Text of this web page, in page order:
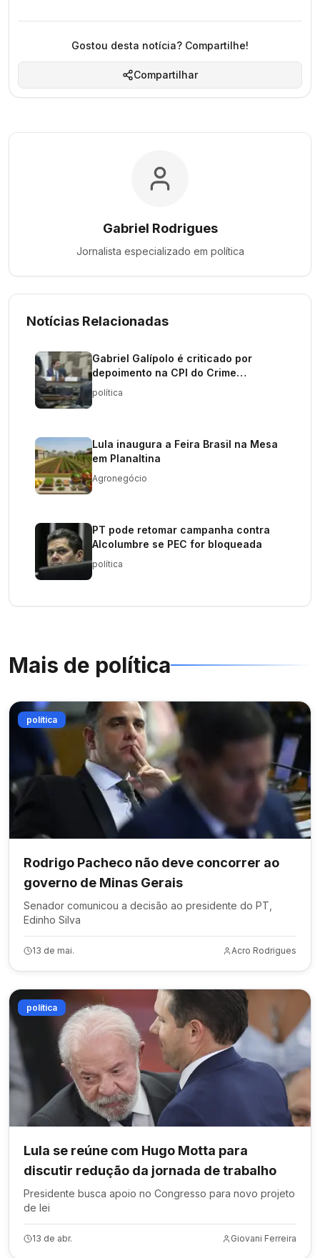
Gostou desta notícia? Compartilhe!
Compartilhar
Gabriel Rodrigues
Jornalista especializado em política
Notícias Relacionadas
Gabriel Galípolo é criticado por
depoimento na CPI do Crime
Organizado
política
Lula inaugura a Feira Brasil na Mesa
em Planaltina
Agronegócio
PT pode retomar campanha contra
Alcolumbre se PEC for bloqueada
política
Mais de política
política
Rodrigo Pacheco não deve concorrer ao
governo de Minas Gerais
Senador comunicou a decisão ao presidente do PT,
Edinho Silva
13 de mai. Acro Rodrigues
política
Lula se reúne com Hugo Motta para
discutir redução da jornada de trabalho
Presidente busca apoio no Congresso para novo projeto
de lei
13 de abr. Giovani Ferreira